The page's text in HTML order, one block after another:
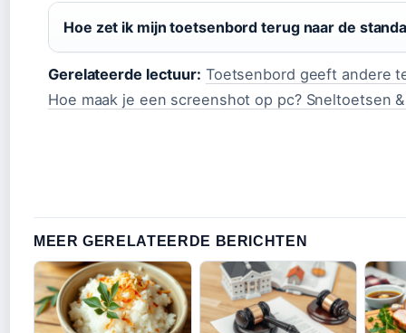
Hoe zet ik mijn toetsenbord terug naar de
Gerelateerde lectuur: Toetsenbord geeft andere
Hoe maak je een screenshot op pc? Sneltoetsen
MEER GERELATEERDE BERICHTEN